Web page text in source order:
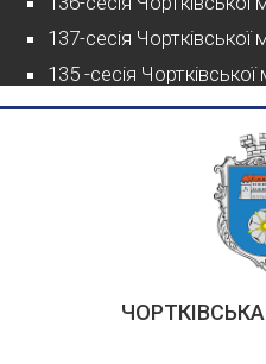
137-сесія Чортківської
135 -сесія